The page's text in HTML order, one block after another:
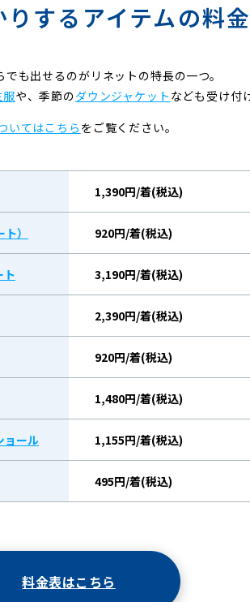
りするアイテムの料
も出せるのがリネットの特長の一つ。
服や、季節のダウンジャケット なども受け付
いてはこちら をご覧ください。
1,390円/着(税込)
） 920円/着(税込)
ト 3,190円/着(税込)
2,390円/着(税込)
920円/着(税込)
1,480円/着(税込)
ョール 1,155円/着(税込)
495円/着(税込)
料金表はこちら